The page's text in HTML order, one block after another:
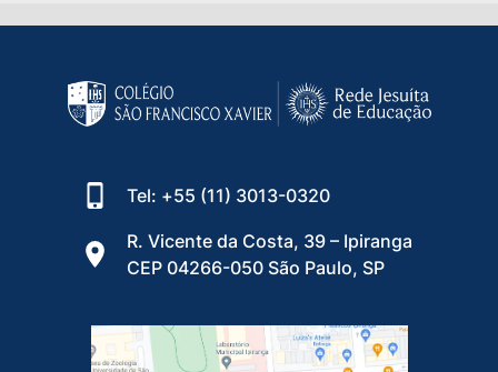
Tel: +55 (11) 3013-0320
R. Vicente da Costa, 39 – Ipiranga
CEP 04266-050 São Paulo, SP